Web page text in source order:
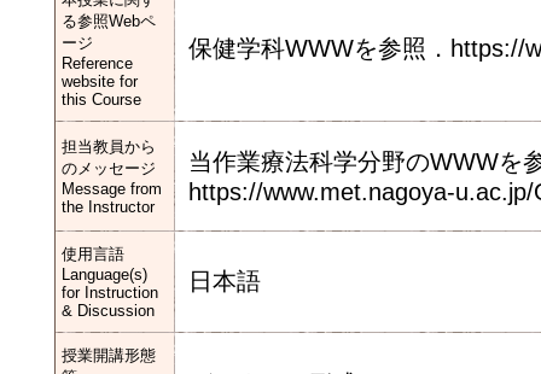
る参照Webペ
ージ
Reference
website for
this Course
保健学科WWWを参照．https://
担当教員から
のメッセージ
Message from
the Instructor
当作業療法科学分野のWWWを
https://www.met.nagoya-
使用言語
Language(s)
for Instruction
& Discussion
日本語
授業開講形態